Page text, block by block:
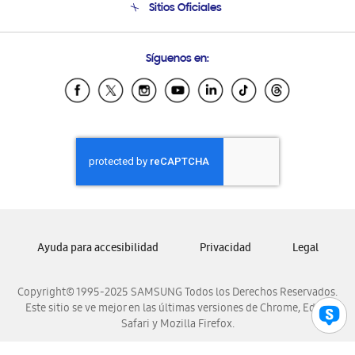
Condiciones de Compra
Soporte vía eMail
Sitios Oficiales
Samsung Ecuador
Samsung El Salvador
Samsung Honduras
Samsung Nicaragua
Samsung Panamá
Samsung Venezuela
Síguenos en:
Copyright© 1995-2025 SAMSUNG Todos los Derechos Reservados.
Este sitio se ve mejor en las últimas versiones de Chrome, Edge,
Safari y Mozilla Firefox.
Ayuda para accesibilidad Privacidad Legal